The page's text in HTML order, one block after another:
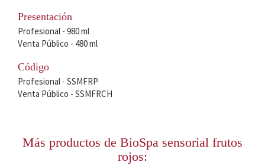
Presentación
Profesional - 980 ml
Venta Público - 480 ml
Código
Profesional - SSMFRP
Venta Público - SSMFRCH
Más productos de BioSpa sensorial frutos
rojos: